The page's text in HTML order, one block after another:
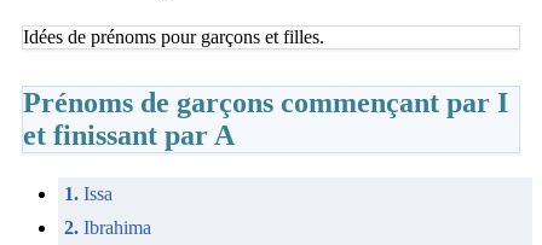
Idées de prénoms pour garçons et filles.
Prénoms de garçons commençant par I
et finissant par A
1. Issa
2. Ibrahima